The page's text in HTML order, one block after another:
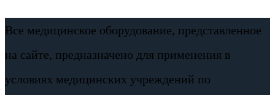
Все медицинское оборудование, представленное
на сайте, предназначено для применения в
условиях медицинских учреждений по